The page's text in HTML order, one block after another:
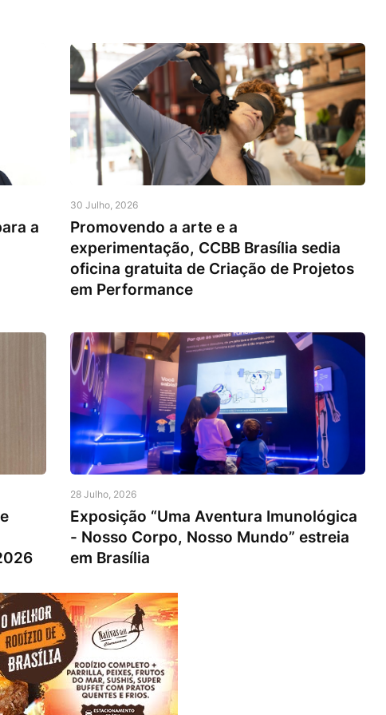
a
30 Julho, 2026
Promovendo a arte e a
experimentação, CCBB Brasília sedia
oficina gratuita de Criação de Projetos
em Performance
28 Julho, 2026
Exposição “Uma Aventura Imunológica
- Nosso Corpo, Nosso Mundo” estreia
em Brasília